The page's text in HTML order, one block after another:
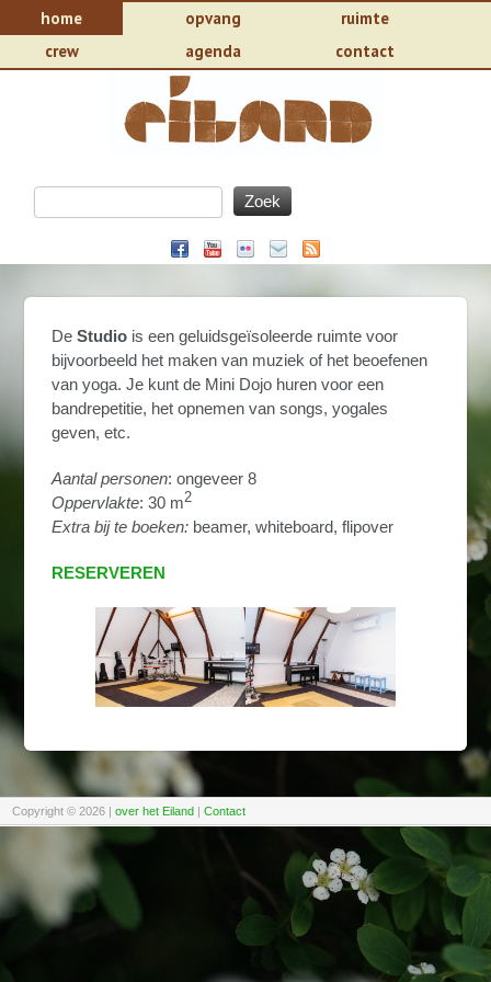
home opvang
ruimte
crew
agenda contact
De Studiois een geluidsgeïsoleerde ruimte voor
bijvoorbeeld het maken van muziek of het beoefenen
van yoga. Je kunt de Mini Dojo huren voor een
bandrepetitie, het opnemen van songs, yogales
geven, etc.
Aantal personen: ongeveer 8
Oppervlakte: 30 m2
Extra bij te boeken: beamer, whiteboard, flipover
RESERVEREN
Copyright © 2026 |over het Eiland |Contact